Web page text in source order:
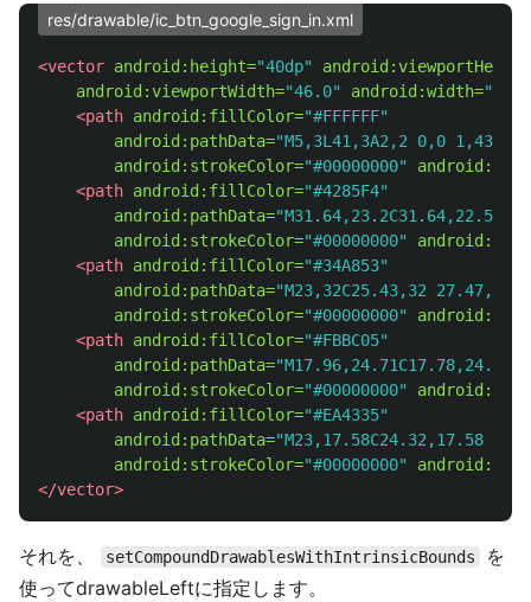
res/drawable/ic_btn_google_sign_in.xml
<vector android:height="40dp"
android:viewportWidth="46.0" android:width=
<path android:fillColor="#FFFFFF"
android:pathData="M5,3L41,3A2,2 0,0 1,43
android:strokeColor="#00000000"
<path android:fillColor="#4285F4"
android:pathData="M31.64,23.2C31.64,22.57
android:strokeColor="#00000000"
<path android:fillColor="#34A853"
android:pathData="M23,32C25.43,32
android:strokeColor="#00000000"
<path android:fillColor="#FBBC05"
android:pathData=
android:strokeColor="#00000000"
<path android:fillColor="#EA4335"
android:pathData="M23,17.58C24.32,17.58
android:strokeColor="#00000000"
</vector>
それを、 setCompoundDrawablesWithIntrinsicBounds
を
使ってdrawableLeftに指定します。